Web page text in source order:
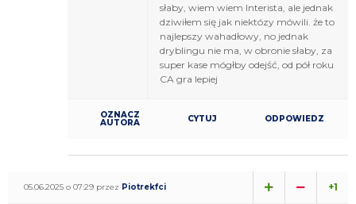
słaby, wiem wiem Interista, ale jednak
dziwiłem się jak niektózy mówili. że to
najlepszy wahadłowy, no jednak
dryblingu nie ma, w obronie słaby, za
super kase mógłby odejść, od pół roku
CA gra lepiej
OZNACZ
AUTORA CYTUJ ODPOWIEDZ
05.06.2025 o 07:29 przez Piotrekfci +1